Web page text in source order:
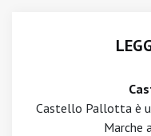
Castello Pallotta è
Marche